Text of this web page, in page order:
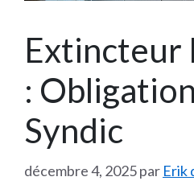
Extincteur
:
Syndic
décembre 4, 2025par Erik